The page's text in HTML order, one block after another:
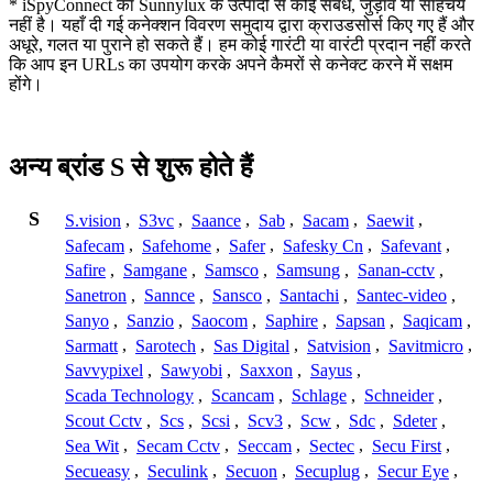
* iSpyConnect का Sunnylux के उत्पादों से कोई संबंध, जुड़ाव या साहचर्य
नहीं है। यहाँ दी गई कनेक्शन विवरण समुदाय द्वारा क्राउडसोर्स किए गए हैं और
अधूरे, गलत या पुराने हो सकते हैं। हम कोई गारंटी या वारंटी प्रदान नहीं करते
कि आप इन URLs का उपयोग करके अपने कैमरों से कनेक्ट करने में सक्षम
होंगे।
अन्य ब्रांड S से शुरू होते हैं
S S.vision , S3vc , Saance , Sab , Sacam , Saewit ,
Safecam , Safehome , Safer , Safesky Cn , Safevant ,
Safire , Samgane , Samsco , Samsung , Sanan-cctv ,
Sanetron , Sannce , Sansco , Santachi , Santec-video ,
Sanyo , Sanzio , Saocom , Saphire , Sapsan , Saqicam ,
Sarmatt , Sarotech , Sas Digital , Satvision , Savitmicro ,
Savvypixel , Sawyobi , Saxxon , Sayus ,
Scada Technology , Scancam , Schlage , Schneider ,
Scout Cctv , Scs , Scsi , Scv3 , Scw , Sdc , Sdeter ,
Sea Wit , Secam Cctv , Seccam , Sectec , Secu First ,
Secueasy , Seculink , Secuon , Secuplug , Secur Eye ,